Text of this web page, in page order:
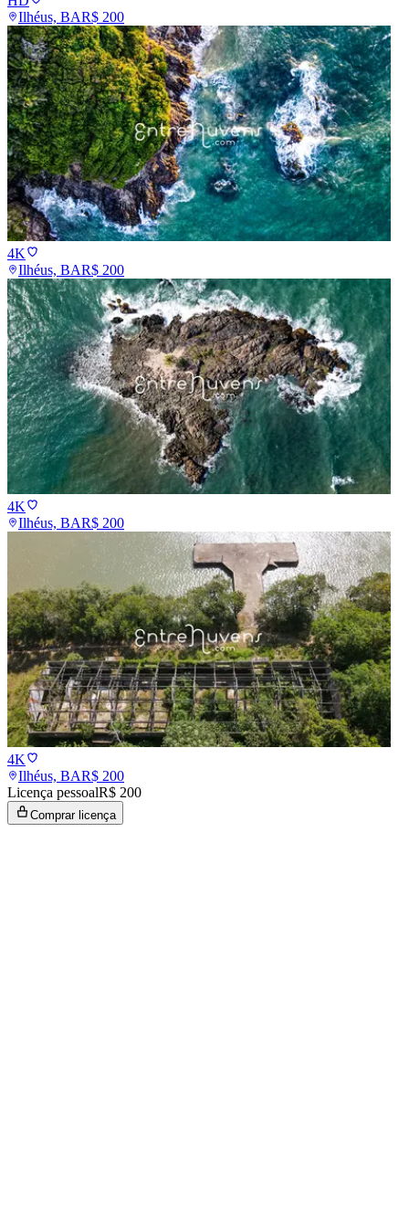
Ilhéus, BAR$ 200
4K
Ilhéus, BAR$ 200
4K
Ilhéus, BAR$ 200
4K
Ilhéus, BAR$ 200
Licença pessoalR$ 200
Comprar licença